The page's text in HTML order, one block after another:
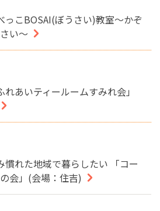
っこBOSAI(ぼうさい)教室～かぞ
い～
れあいティールームすみれ会」
慣れた地域で暮らしたい 「コー
会」(会場：住吉)